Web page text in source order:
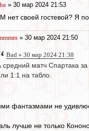
» 30 мар 2024 21:53
нет своей гостевой? Я
» 30 мар 2024 21:50
Bad » 30 мар 2024 21:38
средний матч Спартака
1:1 на табло.
фантазмами не
лучше не только